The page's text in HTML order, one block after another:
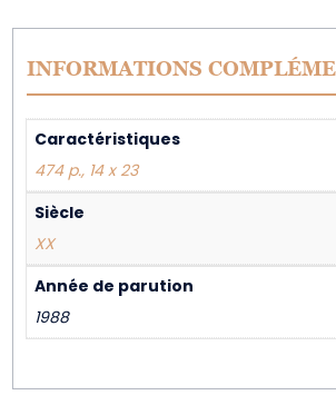
INFORMATIONS
Caractéristiques
474 p., 14 x 23
Siècle
XX
Année de parution
1988